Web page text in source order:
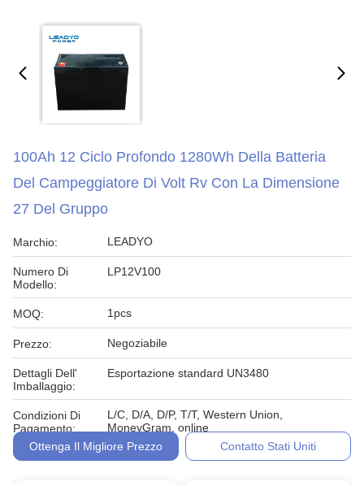
100Ah 12 Ciclo Profondo 1280Wh Della Batteria
Del Campeggiatore Di Volt Rv Con La Dimensione
27 Del Gruppo
Marchio: LEADYO
Numero Di
Modello:
LP12V100
MOQ: 1pcs
Prezzo: Negoziabile
Dettagli Dell'
Imballaggio:
Esportazione standard UN3480
Condizioni Di
Pagamento:
L/C, D/A, D/P, T/T, Western Union,
MoneyGram, online
Ottenga Il Migliore Prezzo
Contatto Stati Uniti